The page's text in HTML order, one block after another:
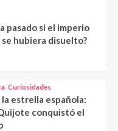
pasado si el imperio
se hubiera disuelto?
Curiosidades
estrella española:
conquistó el